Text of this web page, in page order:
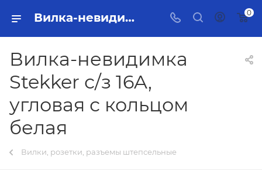
Вилка-невидимка Stekker с/з 16A, угловая с кольцом белая Тольятти - купить в интернет-магазине, каталог с ценами и характеристиками 0
Вилка-невидимка
Stekker с/з 16A,
угловая с кольцом
белая
Вилки, розетки, разъемы штепсельные